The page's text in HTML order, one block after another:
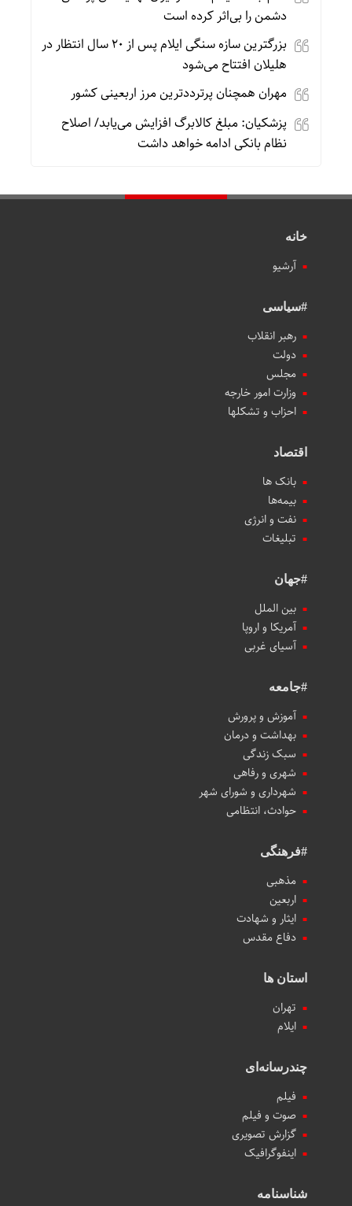
دشمن را بی‌اثر کرده است
بزرگترین سازه سنگی ایلام پس از ۲۰ سال انتظار در
هلیلان افتتاح می‌شود
مهران همچنان پرترددترین مرز اربعینی کشور
پزشکیان: مبلغ کالابرگ افزایش می‌یابد/ اصلاح
نظام بانکی ادامه خواهد داشت
خانه
آرشیو
#سیاسی
رهبر انقلاب
دولت
مجلس
وزارت امور خارجه
احزاب و تشکلها
اقتصاد
بانک ها
بیمه‌ها
نفت و انرژی
تبلیغات
#جهان
بین الملل
آمریکا و اروپا
آسیای غربی
#جامعه
آموزش و پرورش
بهداشت و درمان
سبک زندگی
شهری و رفاهی
شهرداری و شورای شهر
حوادث، انتظامی
#فرهنگی
مذهبی
اربعین
ایثار و شهادت
دفاع مقدس
استان ها
تهران
ایلام
چندرسانه‌ای
فیلم
صوت و فیلم
گزارش تصویری
اینفوگرافیک
شناسنامه